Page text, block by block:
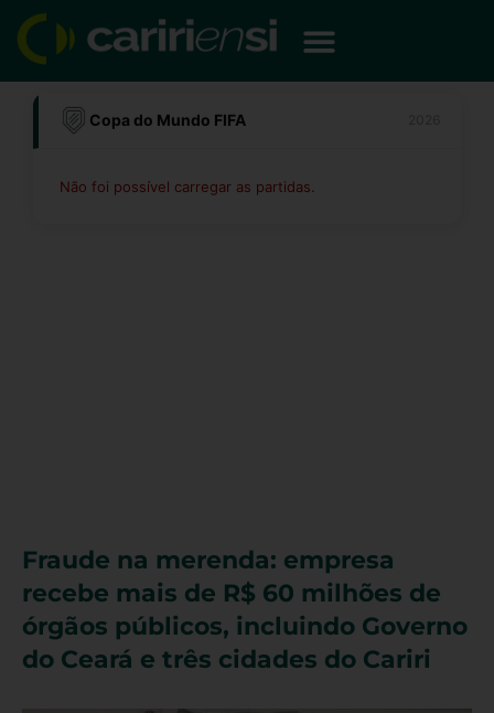
para
conteúdo
Copa do Mundo FIFA
Não foi possível carregar as partidas.
Fraude na merenda: empresa
recebe mais de R$ 60 milhões de
órgãos públicos, incluindo Governo
do Ceará e três cidades do Cariri